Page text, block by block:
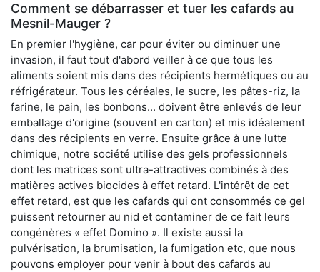
Comment se débarrasser et tuer les cafards au
Mesnil-Mauger ?
En premier l'hygiène, car pour éviter ou diminuer une
invasion, il faut tout d'abord veiller à ce que tous les
aliments soient mis dans des récipients hermétiques ou au
réfrigérateur. Tous les céréales, le sucre, les pâtes-riz, la
farine, le pain, les bonbons... doivent être enlevés de leur
emballage d'origine (souvent en carton) et mis idéalement
dans des récipients en verre. Ensuite grâce à une lutte
chimique, notre société utilise des gels professionnels
dont les matrices sont ultra-attractives combinés à des
matières actives biocides à effet retard. L'intérêt de cet
effet retard, est que les cafards qui ont consommés ce gel
puissent retourner au nid et contaminer de ce fait leurs
congénères « effet Domino ». Il existe aussi la
pulvérisation, la brumisation, la fumigation etc, que nous
pouvons employer pour venir à bout des cafards au